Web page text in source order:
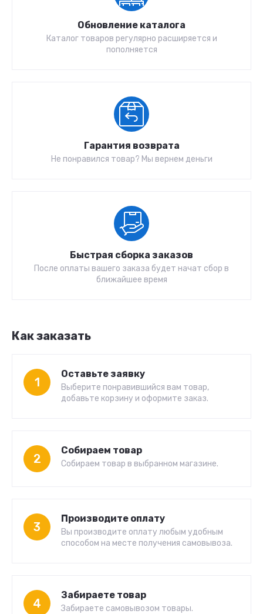
Обновление каталога
Каталог товаров регулярно расширяется и
пополняется
Гарантия возврата
Не понравился товар? Мы вернем деньги
Быстрая сборка заказов
После оплаты вашего заказа будет начат сбор в
ближайшее время
Как заказать
1
Оставьте заявку
Выберите понравившийся вам товар,
добавьте корзину и оформите заказ.
2
Собираем товар
Собираем товар в выбранном магазине.
3
Производите оплату
Вы производите оплату любым удобным
способом на месте получения самовывоза.
4
Забираете товар
Забираете самовывозом товары.